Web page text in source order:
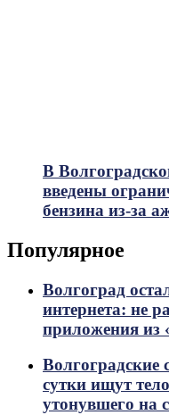
В
введены
бензина из-за
Популярное
Волгоград
интернета: не
приложения из
Волгоградские
сутки ищут
утонувшего на